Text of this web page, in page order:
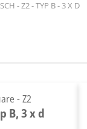
- Z2 - TYP B - 3 X D
- Z2
B, 3 x d